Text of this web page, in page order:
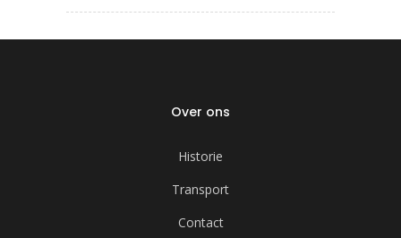
Over ons
Historie
Transport
Contact